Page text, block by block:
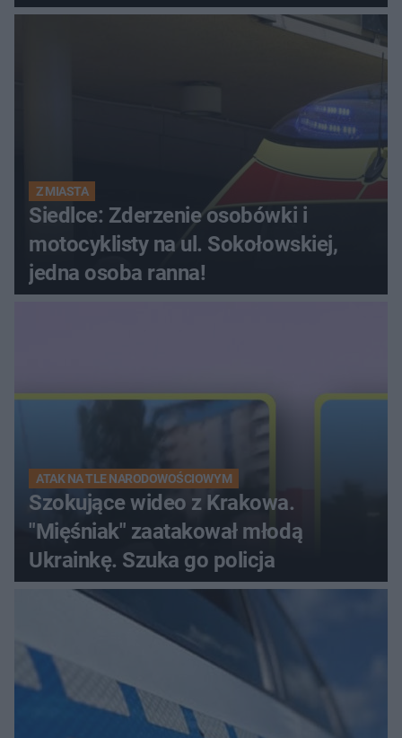
Z MIASTA
Siedlce: Zderzenie osobówki i
motocyklisty na ul. Sokołowskiej,
jedna osoba ranna!
ATAK NA TLE NARODOWOŚCIOWYM
Szokujące wideo z Krakowa.
"Mięśniak" zaatakował młodą
Ukrainkę. Szuka go policja